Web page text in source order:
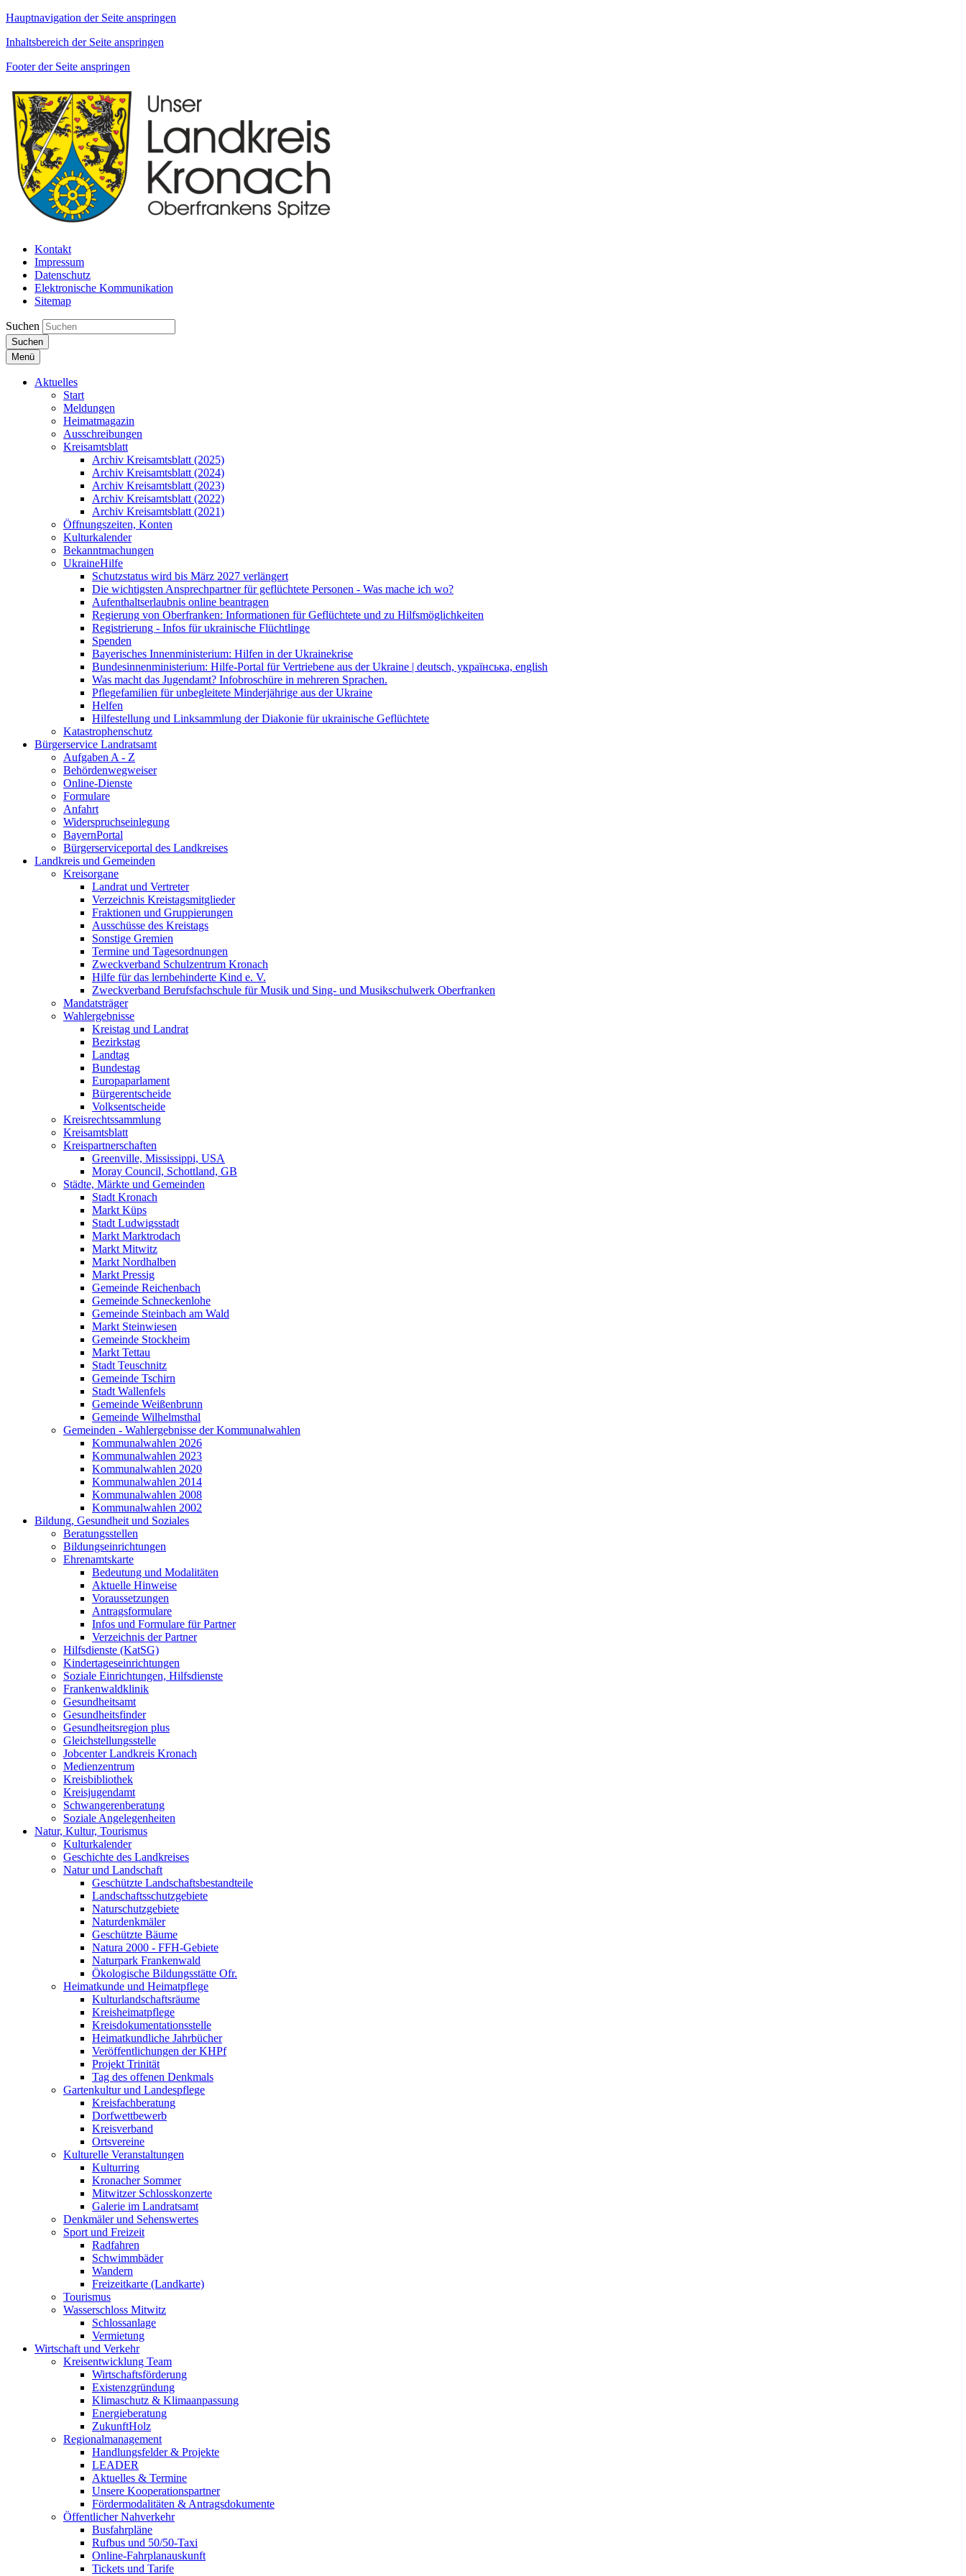
Hauptnavigation der Seite anspringen
Inhaltsbereich der Seite anspringen
Footer der Seite anspringen
Kontakt
Impressum
Datenschutz
Elektronische Kommunikation
Sitemap
Suchen
Suchen
Menü
Aktuelles
Start
Meldungen
Heimatmagazin
Ausschreibungen
Kreisamtsblatt
Archiv Kreisamtsblatt (2025)
Archiv Kreisamtsblatt (2024)
Archiv Kreisamtsblatt (2023)
Archiv Kreisamtsblatt (2022)
Archiv Kreisamtsblatt (2021)
Öffnungszeiten, Konten
Kulturkalender
Bekanntmachungen
UkraineHilfe
Schutzstatus wird bis März 2027 verlängert
Die wichtigsten Ansprechpartner für geflüchtete Personen - Was mache ich wo?
Aufenthaltserlaubnis online beantragen
Regierung von Oberfranken: Informationen für Geflüchtete und zu Hilfsmöglichkeiten
Registrierung - Infos für ukrainische Flüchtlinge
Spenden
Bayerisches Innenministerium: Hilfen in der Ukrainekrise
Bundesinnenministerium: Hilfe-Portal für Vertriebene aus der Ukraine | deutsch, українська, english
Was macht das Jugendamt? Infobroschüre in mehreren Sprachen.
Pflegefamilien für unbegleitete Minderjährige aus der Ukraine
Helfen
Hilfestellung und Linksammlung der Diakonie für ukrainische Geflüchtete
Katastrophenschutz
Bürgerservice Landratsamt
Aufgaben A - Z
Behördenwegweiser
Online-Dienste
Formulare
Anfahrt
Widerspruchseinlegung
BayernPortal
Bürgerserviceportal des Landkreises
Landkreis und Gemeinden
Kreisorgane
Landrat und Vertreter
Verzeichnis Kreistagsmitglieder
Fraktionen und Gruppierungen
Ausschüsse des Kreistags
Sonstige Gremien
Termine und Tagesordnungen
Zweckverband Schulzentrum Kronach
Hilfe für das lernbehinderte Kind e. V.
Zweckverband Berufsfachschule für Musik und Sing- und Musikschulwerk Oberfranken
Mandatsträger
Wahlergebnisse
Kreistag und Landrat
Bezirkstag
Landtag
Bundestag
Europaparlament
Bürgerentscheide
Volksentscheide
Kreisrechtssammlung
Kreisamtsblatt
Kreispartnerschaften
Greenville, Mississippi, USA
Moray Council, Schottland, GB
Städte, Märkte und Gemeinden
Stadt Kronach
Markt Küps
Stadt Ludwigsstadt
Markt Marktrodach
Markt Mitwitz
Markt Nordhalben
Markt Pressig
Gemeinde Reichenbach
Gemeinde Schneckenlohe
Gemeinde Steinbach am Wald
Markt Steinwiesen
Gemeinde Stockheim
Markt Tettau
Stadt Teuschnitz
Gemeinde Tschirn
Stadt Wallenfels
Gemeinde Weißenbrunn
Gemeinde Wilhelmsthal
Gemeinden - Wahlergebnisse der Kommunalwahlen
Kommunalwahlen 2026
Kommunalwahlen 2023
Kommunalwahlen 2020
Kommunalwahlen 2014
Kommunalwahlen 2008
Kommunalwahlen 2002
Bildung, Gesundheit und Soziales
Beratungsstellen
Bildungseinrichtungen
Ehrenamtskarte
Bedeutung und Modalitäten
Aktuelle Hinweise
Voraussetzungen
Antragsformulare
Infos und Formulare für Partner
Verzeichnis der Partner
Hilfsdienste (KatSG)
Kindertageseinrichtungen
Soziale Einrichtungen, Hilfsdienste
Frankenwaldklinik
Gesundheitsamt
Gesundheitsfinder
Gesundheitsregion plus
Gleichstellungsstelle
Jobcenter Landkreis Kronach
Medienzentrum
Kreisbibliothek
Kreisjugendamt
Schwangerenberatung
Soziale Angelegenheiten
Natur, Kultur, Tourismus
Kulturkalender
Geschichte des Landkreises
Natur und Landschaft
Geschützte Landschaftsbestandteile
Landschaftsschutzgebiete
Naturschutzgebiete
Naturdenkmäler
Geschützte Bäume
Natura 2000 - FFH-Gebiete
Naturpark Frankenwald
Ökologische Bildungsstätte Ofr.
Heimatkunde und Heimatpflege
Kulturlandschaftsräume
Kreisheimatpflege
Kreisdokumentationsstelle
Heimatkundliche Jahrbücher
Veröffentlichungen der KHPf
Projekt Trinität
Tag des offenen Denkmals
Gartenkultur und Landespflege
Kreisfachberatung
Dorfwettbewerb
Kreisverband
Ortsvereine
Kulturelle Veranstaltungen
Kulturring
Kronacher Sommer
Mitwitzer Schlosskonzerte
Galerie im Landratsamt
Denkmäler und Sehenswertes
Sport und Freizeit
Radfahren
Schwimmbäder
Wandern
Freizeitkarte (Landkarte)
Tourismus
Wasserschloss Mitwitz
Schlossanlage
Vermietung
Wirtschaft und Verkehr
Kreisentwicklung Team
Wirtschaftsförderung
Existenzgründung
Klimaschutz & Klimaanpassung
Energieberatung
ZukunftHolz
Regionalmanagement
Handlungsfelder & Projekte
LEADER
Aktuelles & Termine
Unsere Kooperationspartner
Fördermodalitäten & Antragsdokumente
Öffentlicher Nahverkehr
Busfahrpläne
Rufbus und 50/50-Taxi
Online-Fahrplanauskunft
Tickets und Tarife